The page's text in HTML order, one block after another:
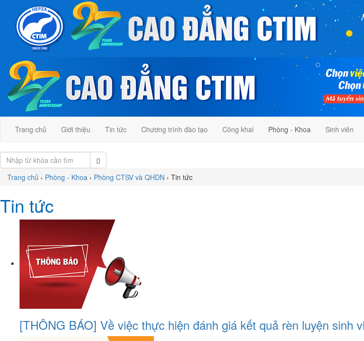
Trang chủ Giới thiệu Tin tức Chương trình đào tạo Công khai Phòng - Khoa Sinh viên
Trang chủ › Phòng - Khoa › Phòng CTSV và QHDN › Tin tức
Tin tức
[THÔNG BÁO] Về việc thực hiện đánh giá kết quả rèn luyện sinh